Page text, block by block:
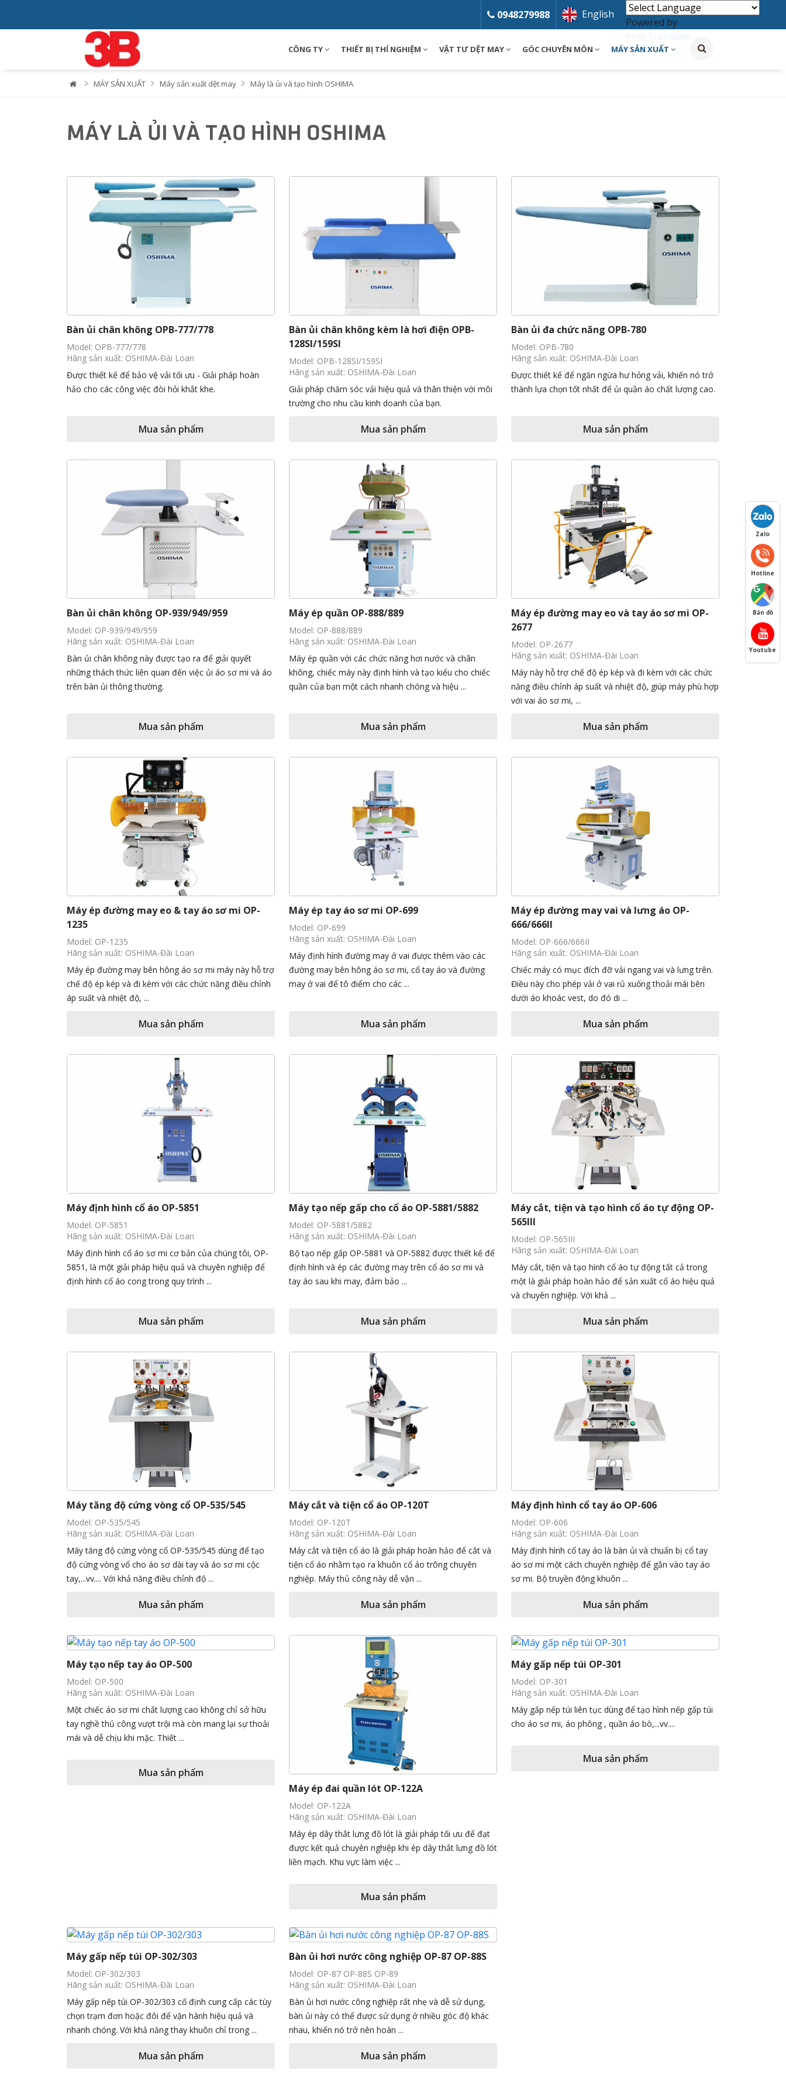
Powered by
Translate
English
0948279988
CÔNG TY THIẾT BỊ THÍ NGHIỆM VẬT TƯ DỆT MAY GÓC CHUYÊN MÔN MÁY SẢN XUẤT
MÁY SẢN XUẤT Máy sản xuất dệt may Máy là ủi và tạo hình OSHIMA
MÁY LÀ ỦI VÀ TẠO HÌNH OSHIMA
Bàn ủi chân không OPB-777/778
Model: OPB-777/778
Hãng sản xuất: OSHIMA-Đài Loan
Được thiết kế để bảo vệ vải tối ưu - Giải pháp hoàn
hảo cho các công việc đòi hỏi khắt khe.
Mua sản phẩm
Bàn ủi chân không kèm là hơi điện OPB-
128SI/159SI
Model: OPB-128SI/159SI
Hãng sản xuất: OSHIMA-Đài Loan
Giải pháp chăm sóc vải hiệu quả và thân thiện với môi
trường cho nhu cầu kinh doanh của bạn.
Mua sản phẩm
Bàn ủi đa chức năng OPB-780
Model: OPB-780
Hãng sản xuất: OSHIMA-Đài Loan
Được thiết kế để ngăn ngừa hư hỏng vải, khiến nó trở
thành lựa chọn tốt nhất để ủi quần áo chất lượng cao.
Mua sản phẩm
Bàn ủi chân không OP-939/949/959
Model: OP-939/949/959
Hãng sản xuất: OSHIMA-Đài Loan
Bàn ủi chân không này được tạo ra để giải quyết
những thách thức liên quan đến việc ủi áo sơ mi và áo
trên bàn ủi thông thường.
Mua sản phẩm
Máy ép quần OP-888/889
Model: OP-888/889
Hãng sản xuất: OSHIMA-Đài Loan
Máy ép quần với các chức năng hơi nước và chân
không, chiếc máy này định hình và tạo kiểu cho chiếc
quần của bạn một cách nhanh chóng và hiệu ...
Mua sản phẩm
Máy ép đường may eo và tay áo sơ mi OP-
2677
Model: OP-2677
Hãng sản xuất: OSHIMA-Đài Loan
Máy này hỗ trợ chế độ ép kép và đi kèm với các chức
năng điều chỉnh áp suất và nhiệt độ, giúp máy phù hợp
với vai áo sơ mi, ...
Mua sản phẩm
Máy ép đường may eo & tay áo sơ mi OP-
1235
Model: OP-1235
Hãng sản xuất: OSHIMA-Đài Loan
Máy ép đường may bên hông áo sơ mi máy này hỗ trợ
chế độ ép kép và đi kèm với các chức năng điều chỉnh
áp suất và nhiệt độ, ...
Mua sản phẩm
Máy ép tay áo sơ mi OP-699
Model: OP-699
Hãng sản xuất: OSHIMA-Đài Loan
Máy định hình đường may ở vai được thêm vào các
đường may bên hông áo sơ mi, cổ tay áo và đường
may ở vai để tô điểm cho các ...
Mua sản phẩm
Máy ép đường may vai và lưng áo OP-
666/666II
Model: OP-666/666II
Hãng sản xuất: OSHIMA-Đài Loan
Chiếc máy có mục đích đỡ vải ngang vai và lưng trên.
Điều này cho phép vải ở vai rủ xuống thoải mái bên
dưới áo khoác vest, do đó di ...
Mua sản phẩm
Máy định hình cổ áo OP-5851
Model: OP-5851
Hãng sản xuất: OSHIMA-Đài Loan
Máy định hình cổ áo sơ mi cơ bản của chúng tôi, OP-
5851, là một giải pháp hiệu quả và chuyên nghiệp để
định hình cổ áo cong trong quy trình ...
Mua sản phẩm
Máy tạo nếp gấp cho cổ áo OP-5881/5882
Model: OP-5881/5882
Hãng sản xuất: OSHIMA-Đài Loan
Bộ tạo nếp gấp OP-5881 và OP-5882 được thiết kế để
định hình và ép các đường may trên cổ áo sơ mi và
tay áo sau khi may, đảm bảo ...
Mua sản phẩm
Máy cắt, tiện và tạo hình cổ áo tự động OP-
565III
Model: OP-565III
Hãng sản xuất: OSHIMA-Đài Loan
Máy cắt, tiện và tạo hình cổ áo tự động tất cả trong
một là giải pháp hoàn hảo để sản xuất cổ áo hiệu quả
và chuyên nghiệp. Với khả ...
Mua sản phẩm
Máy tăng độ cứng vòng cổ OP-535/545
Model: OP-535/545
Hãng sản xuất: OSHIMA-Đài Loan
Máy tăng độ cứng vòng cổ OP-535/545 dùng để tạo
độ cứng vòng vổ cho áo sơ dài tay và áo sơ mi cộc
tay,...vv.... Với khả năng điều chỉnh độ ...
Mua sản phẩm
Máy cắt và tiện cổ áo OP-120T
Model: OP-120T
Hãng sản xuất: OSHIMA-Đài Loan
Máy cắt và tiện cổ áo là giải pháp hoàn hảo để cắt và
tiện cổ áo nhằm tạo ra khuôn cổ áo trông chuyên
nghiệp. Máy thủ công này dễ vận ...
Mua sản phẩm
Máy định hình cổ tay áo OP-606
Model: OP-606
Hãng sản xuất: OSHIMA-Đài Loan
Máy định hình cổ tay áo là bàn ủi và chuẩn bị cổ tay
áo sơ mi một cách chuyên nghiệp để gắn vào tay áo
sơ mi. Bộ truyền động khuôn ...
Mua sản phẩm
Máy tạo nếp tay áo OP-500
Model: OP-500
Hãng sản xuất: OSHIMA-Đài Loan
Một chiếc áo sơ mi chất lượng cao không chỉ sở hữu
tay nghề thủ công vượt trội mà còn mang lại sự thoải
mái và dễ chịu khi mặc. Thiết ...
Mua sản phẩm
Máy ép đai quần lót OP-122A
Model: OP-122A
Hãng sản xuất: OSHIMA-Đài Loan
Máy ép dây thắt lưng đồ lót là giải pháp tối ưu để đạt
được kết quả chuyên nghiệp khi ép dây thắt lưng đồ lót
liền mạch. Khu vực làm việc ...
Mua sản phẩm
Máy gấp nếp túi OP-301
Model: OP-301
Hãng sản xuất: OSHIMA-Đài Loan
Máy gấp nếp túi liên tục dùng để tạo hình nếp gấp túi
cho áo sơ mi, áo phông , quần áo bò,...vv....
Mua sản phẩm
Máy gấp nếp túi OP-302/303
Model: OP-302/303
Hãng sản xuất: OSHIMA-Đài Loan
Máy gấp nếp túi OP-302/303 cố định cung cấp các tùy
chọn trạm đơn hoặc đôi để vận hành hiệu quả và
nhanh chóng. Với khả năng thay khuôn chỉ trong ...
Mua sản phẩm
Bàn ủi hơi nước công nghiệp OP-87 OP-88S
Model: OP-87 OP-88S OP-89
Hãng sản xuất: OSHIMA-Đài Loan
Bàn ủi hơi nước công nghiệp rất nhẹ và dễ sử dụng,
bàn ủi này có thể được sử dụng ở nhiều góc độ khác
nhau, khiến nó trở nên hoàn ...
Mua sản phẩm
Zalo
Hotline
Bản đồ
Youtube